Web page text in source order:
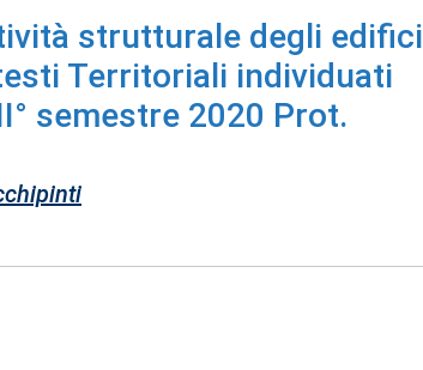
strutturale degli edifici
Territoriali individuati
semestre 2020 Prot.